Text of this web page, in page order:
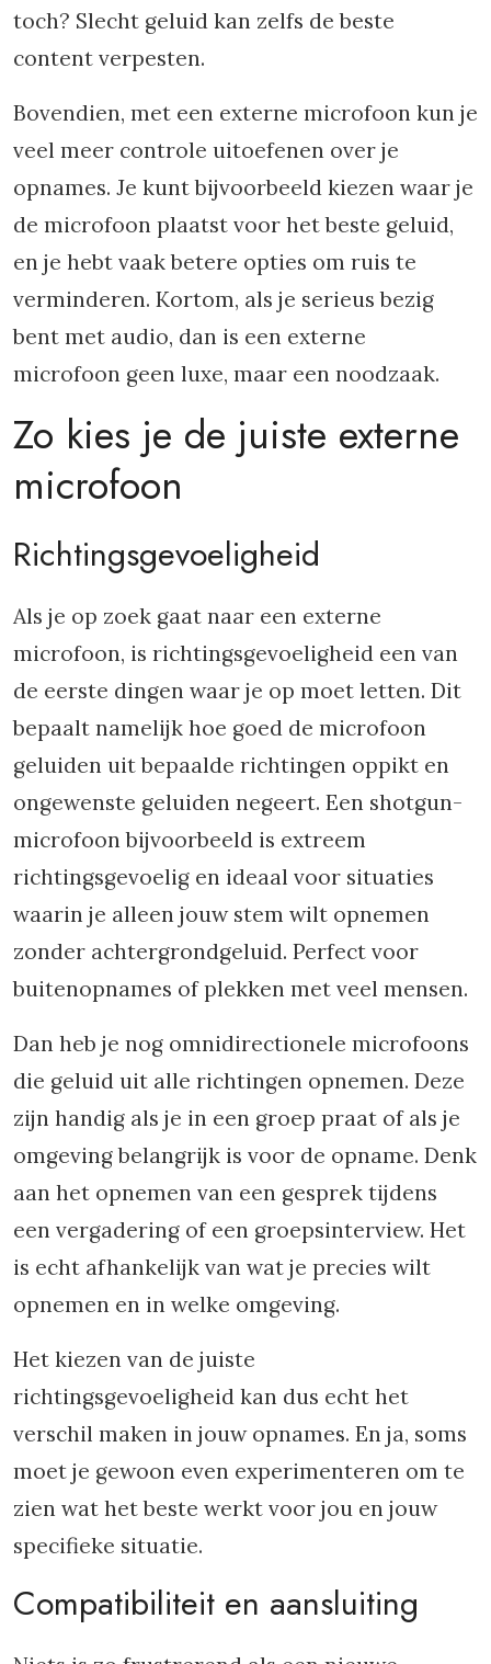
toch? Slecht geluid kan zelfs de beste
content verpesten.
Bovendien, met een externe microfoon kun je
veel meer controle uitoefenen over je
opnames. Je kunt bijvoorbeeld kiezen waar je
de microfoon plaatst voor het beste geluid,
en je hebt vaak betere opties om ruis te
verminderen. Kortom, als je serieus bezig
bent met audio, dan is een externe
microfoon geen luxe, maar een noodzaak.
Zo kies je de juiste externe
microfoon
Richtingsgevoeligheid
Als je op zoek gaat naar een externe
microfoon, is richtingsgevoeligheid een van
de eerste dingen waar je op moet letten. Dit
bepaalt namelijk hoe goed de microfoon
geluiden uit bepaalde richtingen oppikt en
ongewenste geluiden negeert. Een shotgun-
microfoon bijvoorbeeld is extreem
richtingsgevoelig en ideaal voor situaties
waarin je alleen jouw stem wilt opnemen
zonder achtergrondgeluid. Perfect voor
buitenopnames of plekken met veel mensen.
Dan heb je nog omnidirectionele microfoons
die geluid uit alle richtingen opnemen. Deze
zijn handig als je in een groep praat of als je
omgeving belangrijk is voor de opname. Denk
aan het opnemen van een gesprek tijdens
een vergadering of een groepsinterview. Het
is echt afhankelijk van wat je precies wilt
opnemen en in welke omgeving.
Het kiezen van de juiste
richtingsgevoeligheid kan dus echt het
verschil maken in jouw opnames. En ja, soms
moet je gewoon even experimenteren om te
zien wat het beste werkt voor jou en jouw
specifieke situatie.
Compatibiliteit en aansluiting